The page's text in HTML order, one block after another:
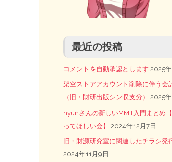
最近の投稿
コメントを自動承認とします 2025年
架空ストアアカウント削除に伴う会
（旧・財研出版シン収支分）
2025
nyunさんの新しいMMT入門まとめ
ってほしい会】
2024年12月7日
旧・財源研究室に関連したチラシ発
2024年11月9日